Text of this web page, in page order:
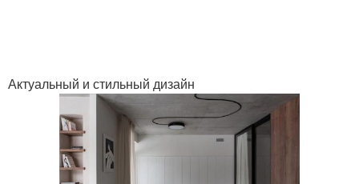
Актуальный и стильный дизайн